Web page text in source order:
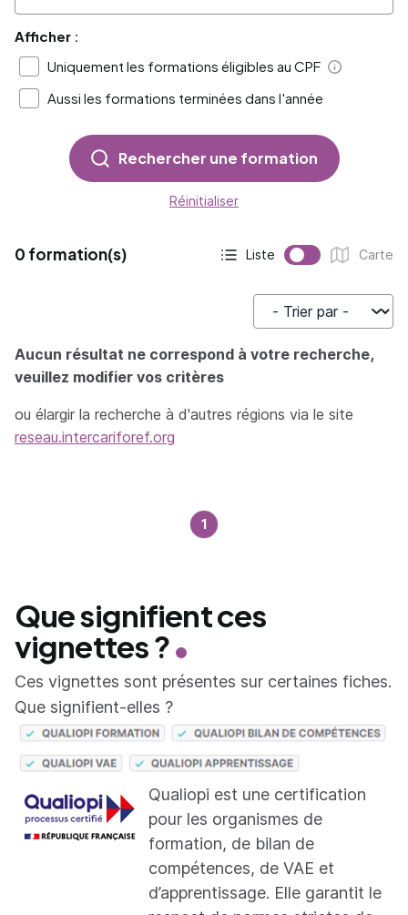
Afficher :
Uniquement les formations éligibles au CPF
Aide
Aussi les formations terminées dans l'année
Rechercher une formation
Réinitialiser
0 formation(s)
Affichage actif :
Liste
Affichage :
Carte
Trier par
Aucun résultat ne correspond à votre recherche,
veuillez modifier vos critères
ou élargir la recherche à d'autres régions via le site
reseau.intercariforef.org
1
Que signifient ces
vignettes ?
Ces vignettes sont présentes sur certaines fiches.
Que signifient-elles ?
Qualiopi est une certification
pour les organismes de
formation, de bilan de
compétences, de VAE et
d’apprentissage. Elle garantit le